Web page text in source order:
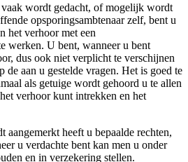
wordt gedacht, of mogelijk wordt
opsporingsambtenaar zelf, bent u
het verhoor met een
werken. U bent, wanneer u bent
dus ook niet verplicht te verschijnen
de aan u gestelde vragen. Het is goed te
als getuige wordt gehoord u te allen
verhoor kunt intrekken en het
aangemerkt heeft u bepaalde rechten,
u verdachte bent kan men u onder
en in verzekering stellen.